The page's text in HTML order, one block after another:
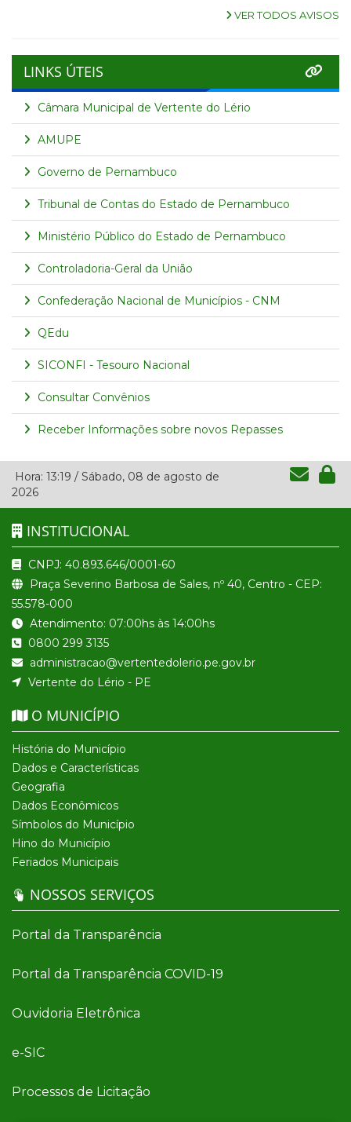
VER TODOS AVISOS
LINKS ÚTEIS
Câmara Municipal de Vertente do Lério
AMUPE
Governo de Pernambuco
Tribunal de Contas do Estado de Pernambuco
Ministério Público do Estado de Pernambuco
Controladoria-Geral da União
Confederação Nacional de Municípios - CNM
QEdu
SICONFI - Tesouro Nacional
Consultar Convênios
Receber Informações sobre novos Repasses
Hora: 13:19 / Sábado, 08 de agosto de
2026
INSTITUCIONAL
CNPJ: 40.893.646/0001-60
Praça Severino Barbosa de Sales, nº 40, Centro - CEP:
55.578-000
Atendimento: 07:00hs às 14:00hs
0800 299 3135
administracao@vertentedolerio.pe.gov.br
Vertente do Lério - PE
O MUNICÍPIO
História do Município
Dados e Características
Geografia
Dados Econômicos
Símbolos do Município
Hino do Município
Feriados Municipais
NOSSOS SERVIÇOS
Portal da Transparência
Portal da Transparência COVID-19
Ouvidoria Eletrônica
e-SIC
Processos de Licitação